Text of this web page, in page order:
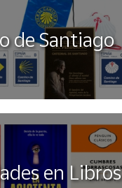
de Santiago
en Libros